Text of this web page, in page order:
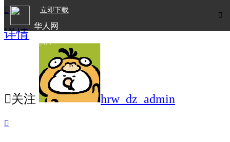

立即下载
华人网
欧洲华人生活APP

详情
关注 hrw_dz_admin
